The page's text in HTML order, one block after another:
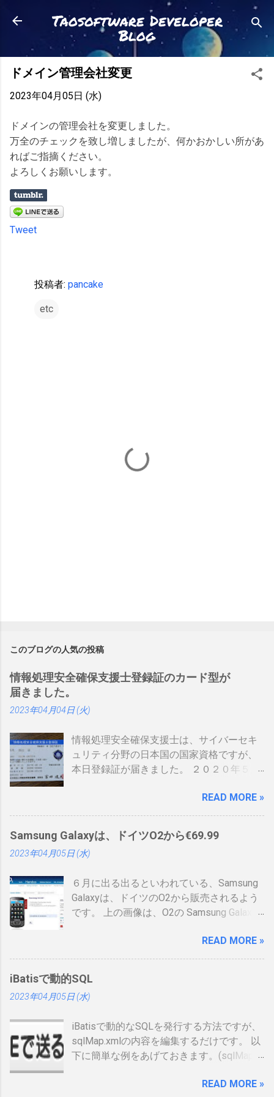
スキップしてメイン コンテンツに移動
Taosoftware Developer
Blog
ドメイン管理会社変更
2023年04月05日 (水)
ドメインの管理会社を変更しました。
万全のチェックを致し増しましたが、何かおかしい所があ
ればご指摘ください。
よろしくお願いします。
Tweet
投稿者: pancake
etc
このブログの人気の投稿
情報処理安全確保支援士登録証のカード型が
届きました。
2023年04月04日 (火)
情報処理安全確保支援士は、サイバーセキ
ュリティ分野の日本国の国家資格ですが、
本日登録証が届きました。 ２０２０年５月
登場しました。 制度見直しについて：
https://www.ipa.go.jp/siensi/kaisei.html 情報
処理安全確保支援士の情報は、あまりネッ
トに上がっていないので、情報共有です。
表 パット見て車の免許証みたい。いや保険
ールドと色が変わるらしい。（ゴールドと
か運転免許みたい）、でもこれって、せっ
かく作ったのに、今のデジタル庁云々の話
てしまい短い命なのではないかなと思った
りします。 カードの色について：
https://www.ipa.go.jp/siensi/toberiss/index.
html ※生年月日の部分だけ加工しました。
※登録番号は、公開番号なので大丈夫で
す。 ※名前は、私の場合隠しても意味がな
いです 裏 「登録削除されたときは、この登
録証を返納すること」の記載が気になりま
した。維持していくのに結構な金額がかか
るので、講習等でお金を払うタイミング
READ MORE »
Samsung Galaxyは、ドイツO2から€69.99
2023年04月05日 (水)
６月に出る出るといわれている、Samsung
Galaxyは、ドイツのO2から販売されるよう
です。 上の画像は、O2の Samsung Galaxy
すが、何が書いてあるのかわかりません。
ためしにカートに入れる動作をしてみまし
せんでした。 現状では、Android端末はHTC
からしか発売出ていません。従ってサムソ
大きな進展でデバイスの幅も広がるので大
注目をしています。 以下、おさらいとし
て、動画、資料等集めてみました。
READ MORE »
iBatisで動的SQL
2023年04月05日 (水)
iBatisで動的なSQLを発行する方法ですが、
sqlMap.xmlの内容を編集するだけです。 以
下に簡単な例をあげておきます。(sqlMap内
id=”getUser2″ resultMap=”resultUser”>
READ MORE »